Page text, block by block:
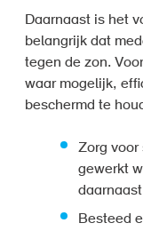
Daarnaast is het
belangrijk dat
tegen de zon.
waar mogelijk,
beschermd te
Zorg voor
gewerkt
Besteed